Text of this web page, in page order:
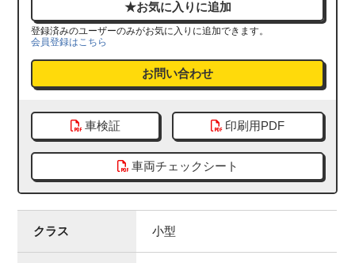
登録済みのユーザーのみがお気に入りに追加できます。
会員登録はこちら
お問い合わせ
車検証 印刷用PDF
車両チェックシート
クラス 小型